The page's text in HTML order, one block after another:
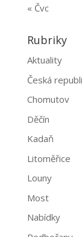
« Čvc
Rubriky
Aktuality
Česká
Chomutov
Děčín
Kadaň
Litoměřice
Louny
Most
Nabídky